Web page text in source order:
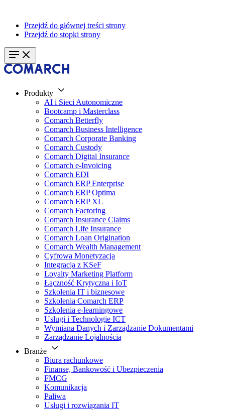
Przejdź do głównej treści strony
Przejdź do stopki strony
Produkty
AI i Sieci Autonomiczne
Bootcamp i Masterclass
Comarch Betterfly
Comarch Business Intelligence
Comarch Corporate Banking
Comarch Custody
Comarch Digital Insurance
Comarch e-Invoicing
Comarch EDI
Comarch ERP Enterprise
Comarch ERP Optima
Comarch ERP XL
Comarch Factoring
Comarch Insurance Claims
Comarch Life Insurance
Comarch Loan Origination
Comarch Wealth Management
Cyfrowa Monetyzacja
Integracja z KSeF
Loyalty Marketing Platform
Łączność Krytyczna i IoT
Szkolenia IT i biznesowe
Szkolenia Comarch ERP
Szkolenia e-learningowe
Usługi i Technologie ICT
Wymiana Danych i Zarządzanie Dokumentami
Zarządzanie Lojalnością
Branże
Biura rachunkowe
Finanse, Bankowość i Ubezpieczenia
FMCG
Komunikacja
Paliwa
Usługi i rozwiązania IT